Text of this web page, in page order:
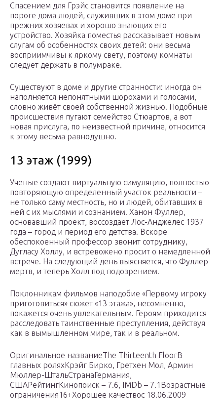
Спасением для Грэйс становится появление на
пороге дома людей, служивших в этом доме при
прежних хозяевах и хорошо знающих его
устройство. Хозяйка поместья рассказывает новым
слугам об особенностях своих детей: они весьма
восприимчивы к яркому свету, поэтому комнаты
следует держать в полумраке.
Существуют в доме и другие странности: иногда он
наполняется непонятными шорохами и голосами,
словно живёт своей собственной жизнью. Подобные
происшествия пугают семейство Стюартов, а вот
новая прислуга, по неизвестной причине, относится
к этому весьма равнодушно.
13 этаж (1999)
Ученые создают виртуальную симуляцию, полностью
повторяющую определенный участок реальности –
не только саму местность, но и людей, обитавших в
ней с их мыслями и сознанием. Ханон Фуллер,
основавший проект, воссоздает Лос-Анджелес 1937
года – город и период его детства. Вскоре
обеспокоенный профессор звонит сотруднику,
Дугласу Холлу, и встревожено просит о немедленной
встрече. На следующий день выясняется, что Фуллер
мертв, и теперь Холл под подозрением.
Поклонникам фильмов наподобие «Первому игроку
приготовиться» сюжет «13 этажа», несомненно,
покажется очень увлекательным. Героям приходится
расследовать таинственные преступления, действуя
как в вымышленном мире, так и в реальном.
Оригинальное названиеThe Thirteenth FloorВ
главных роляхКрэйг Бирко, Гретхен Мол, Армин
Мюллер-ШтальСтранаГермания,
СШАРейтингКинопоиск – 7.6, IMDb – 7.1Возрастные
ограничения16+Хорошее качествос 18.06.2009